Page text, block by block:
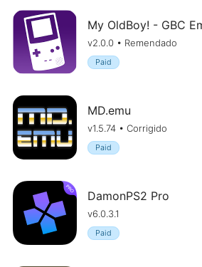
My OldBoy! - GBC
v2.0.0 • Remendado
Paid
MD.emu
v1.5.74 • Corrigido
Paid
DamonPS2 Pro
v6.0.3.1
Paid